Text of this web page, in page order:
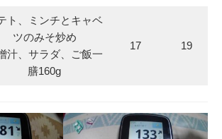
ト、ミンチとキャベ
ツのみそ炒め
汁、サラダ、ご飯一
膳160g
17 19